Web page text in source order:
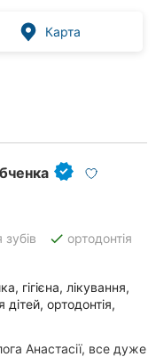
Карта
зубів done ортодонтія
гігієна, лікування,
дітей, ортодонтія,
Анастасії, все дуже